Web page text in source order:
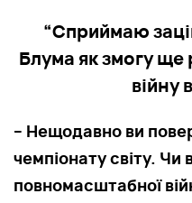
“Сприймаю
Блума як змогу ще
війну
– Нещодавно ви
чемпіонату світу. Чи
повномасштабної